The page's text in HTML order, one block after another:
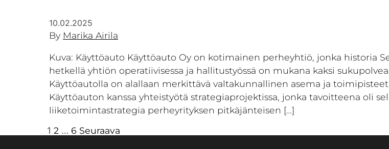
10.02.2025
By Marika Airila
Kuva: Käyttöauto Käyttöauto Oy on kotimainen perheyhtiö, jonka historia
hetkellä yhtiön operatiivisessa ja hallitustyössä on mukana kaksi
Käyttöautolla on alallaan merkittävä valtakunnallinen asema ja
Käyttöauton kanssa yhteistyötä strategiaprojektissa, jonka tavoitteena oli
liiketoimintastrategia perheyrityksen pitkäjänteisen […]
1 2 … 6 Seuraava